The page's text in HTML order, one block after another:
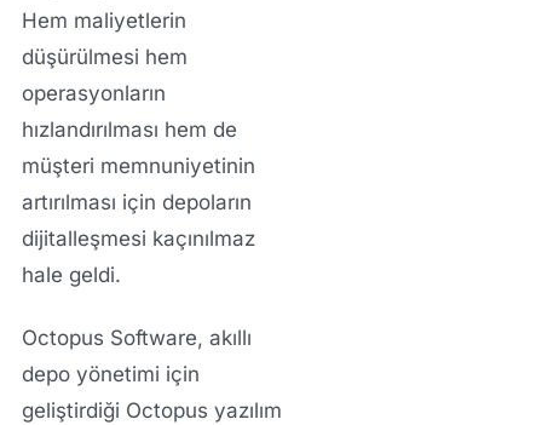
Hem maliyetlerin
düşürülmesi hem
operasyonların
hızlandırılması hem de
müşteri memnuniyetinin
artırılması için depoların
dijitalleşmesi kaçınılmaz
hale geldi.
Octopus Software, akıllı
depo yönetimi için
geliştirdiği Octopus yazılım